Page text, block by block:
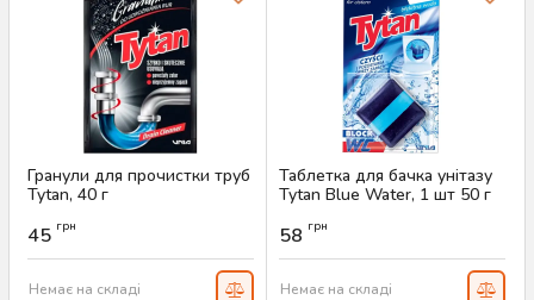
Гранули для прочистки труб
Tytan, 40 г
45 грн
Немає на складі
Таблетка для бачка унітазу
Tytan Blue Water, 1 шт 50 г
58 грн
Немає на складі